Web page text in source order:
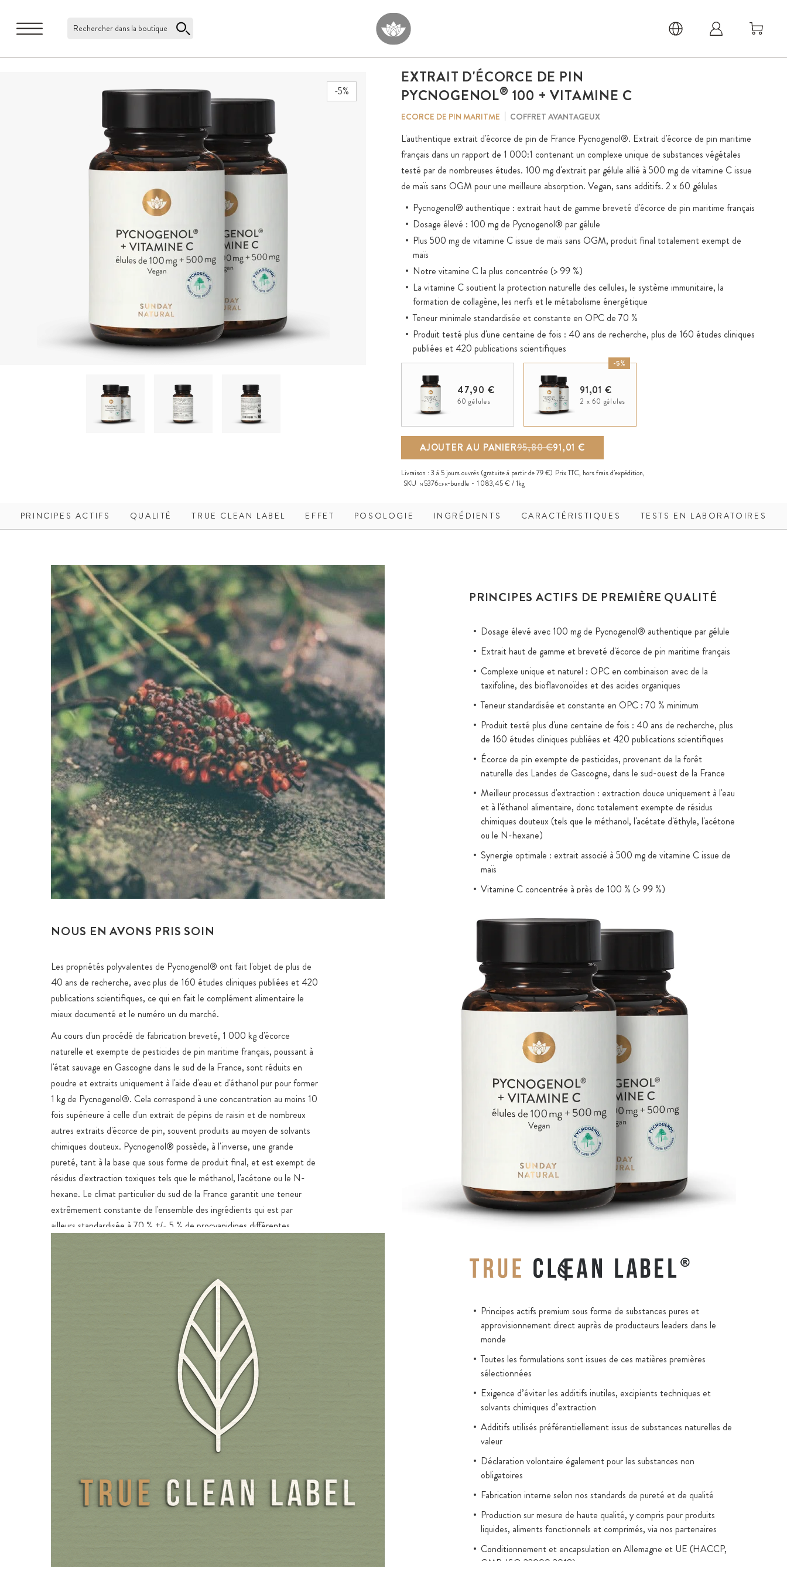
Rechercher dans la boutique
-5%
EXTRAIT D'ÉCORCE DE PIN
PYCNOGENOL® 100 + VITAMINE C
ECORCE DE PIN MARITME COFFRET AVANTAGEUX
L'authentique extrait d'écorce de pin de France Pycnogenol®. Extrait d'écorce de pin maritime
français dans un rapport de 1 000:1 contenant un complexe unique de substances végétales
testé par de nombreuses études. 100 mg d'extrait par gélule allié à 500 mg de vitamine C issue
de maïs sans OGM pour une meilleure absorption. Vegan, sans additifs. 2 x 60 gélules
Pycnogenol® authentique : extrait haut de gamme breveté d'écorce de pin maritime français
Dosage élevé : 100 mg de Pycnogenol® par gélule
Plus 500 mg de vitamine C issue de maïs sans OGM, produit final totalement exempt de
maïs
Notre vitamine C la plus concentrée (> 99 %)
La vitamine C soutient la protection naturelle des cellules, le système immunitaire, la
formation de collagène, les nerfs et le métabolisme énergétique
Teneur minimale standardisée et constante en OPC de 70 %
Produit testé plus d'une centaine de fois : 40 ans de recherche, plus de 160 études cliniques
publiées et 420 publications scientifiques
Écorce de pin exempte de pesticides, provenant de la forêt naturelle des Landes de
Gascogne, dans le sud-ouest de la France
Processus d'extraction de la plus haute qualité : extraction douce uniquement à l'eau et à
l'éthanol alimentaire
Produit exempt de résidus chimiques tels que le méthanol, l'acétate d'éthyle, l'acétone ou le
N-hexane
Synergie optimale : extrait associé à 500 mg de vitamine C naturelle favorisant notamment
un fonctionnement normal du système immunitaire, de la peau, des os, du système nerveux et
du métabolisme énergétique
47,90 €
60 gélules
-5%
91,01 €
2 x 60 gélules
AJOUTER AU PANIER 91,01 €
95,80 €
Livraison : 3 à 5 jours ouvrés (gratuite à partir de 79 €) Prix TTC, horsfrais d’expédition,
SKU
N 5376CFR-bundle 1 083,45 € / 1kg
PRINCIPES ACTIFS QUALITÉ TRUE CLEAN LABEL EFFET POSOLOGIE INGRÉDIENTS CARACTÉRISTIQUES TESTS EN LABORATOIRES
PRINCIPES ACTIFS DE PREMIÈRE QUALITÉ
Dosage élevé avec 100 mg de Pycnogenol® authentique par gélule
Extrait haut de gamme et breveté d'écorce de pin maritime français
Complexe unique et naturel : OPC en combinaison avec de la
taxifoline, des bioflavonoïdes et des acides organiques
Teneur standardisée et constante en OPC : 70 % minimum
Produit testé plus d'une centaine de fois : 40 ans de recherche, plus
de 160 études cliniques publiées et 420 publications scientifiques
Écorce de pin exempte de pesticides, provenant de la forêt
naturelle des Landes de Gascogne, dans le sud-ouest de la France
Meilleur processus d'extraction : extraction douce uniquement à l'eau
et à l'éthanol alimentaire, donc totalement exempte de résidus
chimiques douteux (tels que le méthanol, l'acétate d'éthyle, l'acétone
ou le N-hexane)
Synergie optimale : extrait associé à 500 mg de vitamine C issue de
maïs
Vitamine C concentrée à près de 100 % (> 99 %)
partir de maïs sans OGM
Produit final exempt de maïs, de fructose et de résidus de solvants
Sans additifs, vegan, sans OGM
NOUS EN AVONS PRIS SOIN
Les propriétés polyvalentes de Pycnogenol® ont fait l'objet de plus de
40 ans de recherche, avec plus de 160 études cliniques publiées et 420
publications scientifiques, ce qui en fait le complément alimentaire le
mieux documenté et le numéro un du marché.
Au cours d'un procédé de fabrication breveté, 1 000 kg d'écorce
naturelle et exempte de pesticides de pin maritime français, poussant à
l'état sauvage en Gascogne dans le sud de la France, sont réduits en
poudre et extraits uniquement à l'aide d'eau et d'éthanol pur pour former
1 kg de Pycnogenol®. Cela correspond à une concentration au moins 10
fois supérieure à celle d'un extrait de pépins de raisin et de nombreux
autres extraits d'écorce de pin, souvent produits au moyen de solvants
chimiques douteux. Pycnogenol® possède, à l'inverse, une grande
pureté, tant à la base que sous forme de produit final, et est exempt de
résidus d'extraction toxiques tels que le méthanol, l'acétone ou le N-
hexane. Le climat particulier du sud de la France garantit une teneur
extrêmement constante de l'ensemble des ingrédients qui est par
ailleurs standardisée à 70 % +/- 5 % de procyanidines différentes.
Pour l'enveloppe des gélules, nous utilisons des gélules HPMC spéciales
qui, contrairement à la plupart des autres gélules HPMC ou pullulan sur
le marché, sont 100% exemptes de carraghénanes et de PEG, des
excipients qui ne doivent pas être déclarés. Pour l'emballage, nous
utilisons du verre brun qui protège de la lumière et respecte
l'environnement plutôt que du plastique.
Principes actifs premium sous forme de substances pures et
approvisionnement direct auprès de producteurs leaders dans le
monde
Toutes les formulations sont issues de ces matières premières
sélectionnées
Exigence d’éviter les additifs inutiles, excipients techniques et
solvants chimiques d’extraction
Additifs utilisés préférentiellement issus de substances naturelles de
valeur
Déclaration volontaire également pour les substances non
obligatoires
Fabrication interne selon nos standards de pureté et de qualité
Production sur mesure de haute qualité, y compris pour produits
liquides, aliments fonctionnels et comprimés, via nos partenaires
Conditionnement et encapsulation en Allemagne et UE (HACCP,
GMP, ISO 22000:2018)